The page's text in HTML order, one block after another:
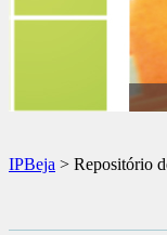
IPBeja > Repositório